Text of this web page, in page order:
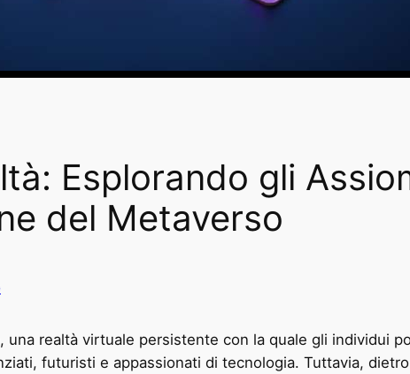
Esplorando gli
del Metaverso
una realtà virtuale persistente con la quale gli individui
futuristi e appassionati di tecnologia. Tuttavia,